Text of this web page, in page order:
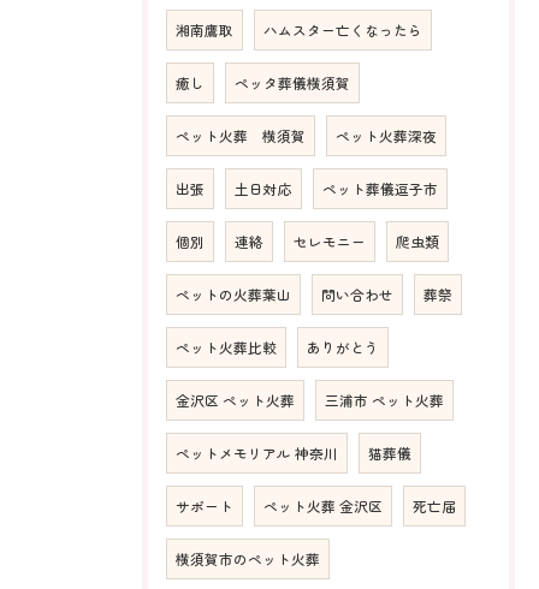
湘南鷹取 ハムスター亡くなったら
癒し ペッタ葬儀横須賀
ペット火葬 横須賀 ペット火葬深夜
出張 土日対応 ペット葬儀逗子市
個別 連絡 セレモニー 爬虫類
ペットの火葬葉山 問い合わせ 葬祭
ペット火葬比較 ありがとう
金沢区 ペット火葬 三浦市 ペット火葬
ペットメモリアル 神奈川 猫葬儀
サポート ペット火葬 金沢区 死亡届
横須賀市のペット火葬